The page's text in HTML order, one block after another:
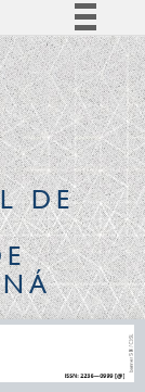
BR
DE